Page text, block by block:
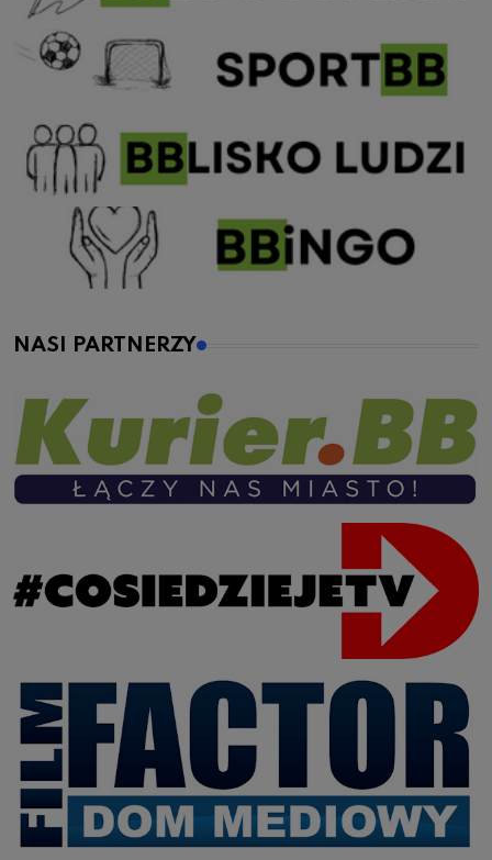
NASI PARTNERZY